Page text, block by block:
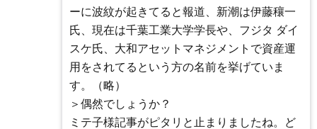
ーに波紋が起きてると報道、新潮は伊藤穰一
氏、現在は千葉工業大学学長や、フジタ ダイ
スケ氏、大和アセットマネジメントで資産運
用をされてるという方の名前を挙げていま
す。（略）
＞偶然でしょうか？
ミテ子様記事がピタリと止まりましたね。ど